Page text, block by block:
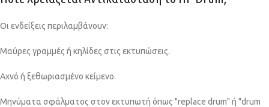
Οι ενδείξεις περιλαμβάνουν:
Μαύρες γραμμές ή κηλίδες στις εκτυπώσεις.
Αχνό ή ξεθωριασμένο κείμενο.
Μηνύματα σφάλματος στον εκτυπωτή όπως "replace drum" ή "drum